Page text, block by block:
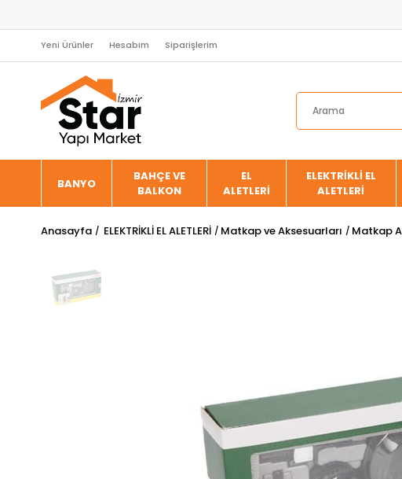
Yeni Ürünler Hesabım Siparişlerim
BANYO
BAHÇE VE
BALKON
EL
ALETLERİ
ELEKTRİKLİ EL
ALETLERİ
Anasayfa ELEKTRİKLİ EL ALETLERİ Matkap ve Aksesuarları Matkap